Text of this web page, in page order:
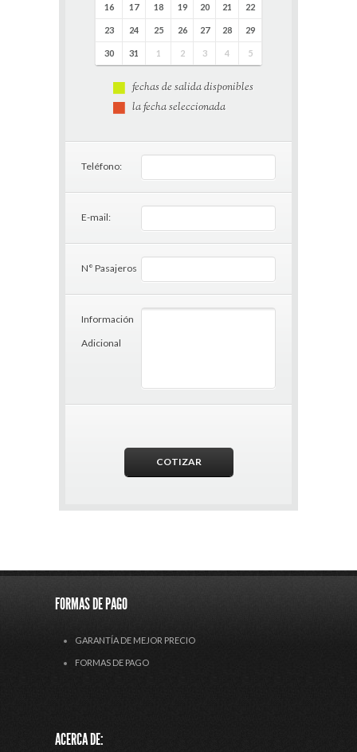
16 17 18 19 20 21 22
23 24 25 26 27 28 29
30 31 1 2 3 4 5
fechas de salida disponibles
la fecha seleccionada
Teléfono:
E-mail:
N° Pasajeros
Información
Adicional
FORMAS DE PAGO
GARANTÍA DE MEJOR PRECIO
FORMAS DE PAGO
ACERCA DE: